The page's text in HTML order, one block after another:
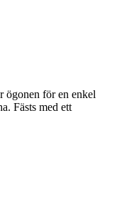
ögonen för en enkel
Fästs med ett